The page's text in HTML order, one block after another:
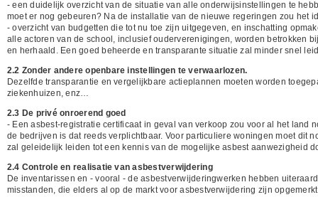
- een duidelijk overzicht van de situatie van alle onderwijsinstellingen te
moet er nog gebeuren? Na de installatie van de nieuwe regeringen zou het
- overzicht van budgetten die tot nu toe zijn uitgegeven, en inschatting
alle actoren van de school, inclusief ouderverenigingen, worden betrokken
en herhaald. Een goed beheerde en transparante situatie zal minder snel
2.2 Zonder andere openbare instellingen te verwaarlozen.
Dezelfde transparantie en vergelijkbare actieplannen moeten worden
ziekenhuizen, enz…
2.3 De privé onroerend goed
- Een asbest-registratie certificaat in geval van verkoop zou voor al het
de bedrijven is dat reeds verplichtbaar. Voor particuliere woningen moet dit
zal geleidelijk leiden tot een kennis van de mogelijke asbest aanwezigheid
2.4 Controle en realisatie van asbestverwijdering
De inventarissen en - vooral - de asbestverwijderingwerken hebben
misstanden, die elders al op de markt voor asbestverwijdering zijn